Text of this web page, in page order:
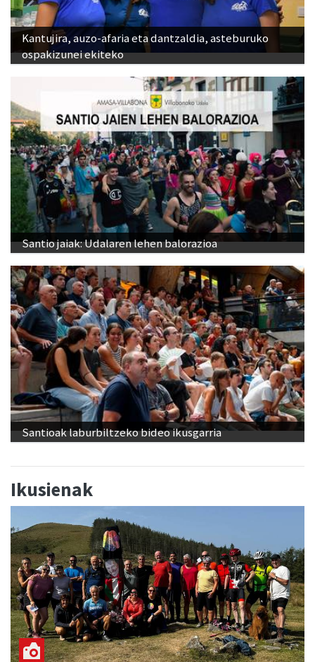
Kantujira, auzo-afaria eta dantzaldia, asteburuko
ospakizunei ekiteko
Santio jaiak: Udalaren lehen balorazioa
Santioak laburbiltzeko bideo ikusgarria
Ikusienak